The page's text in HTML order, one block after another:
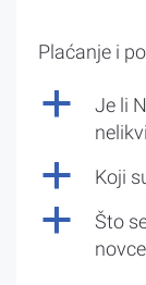
Plaćanje i
a
Je li
a Koji
a
Što